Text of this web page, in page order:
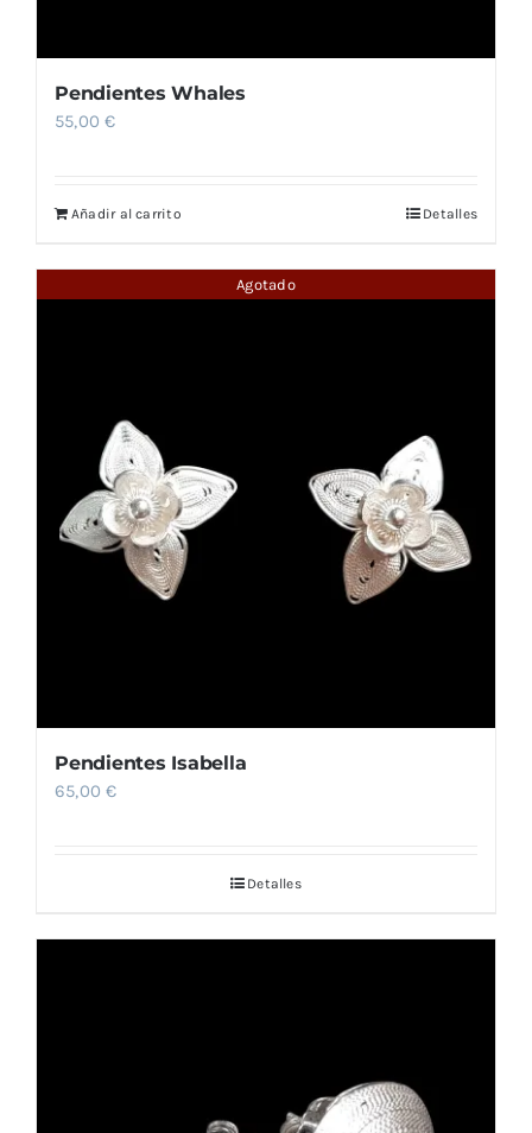
Pendientes Whales
55,00€
Añadir al carrito Detalles
Agotado
Pendientes Isabella
65,00€
Detalles